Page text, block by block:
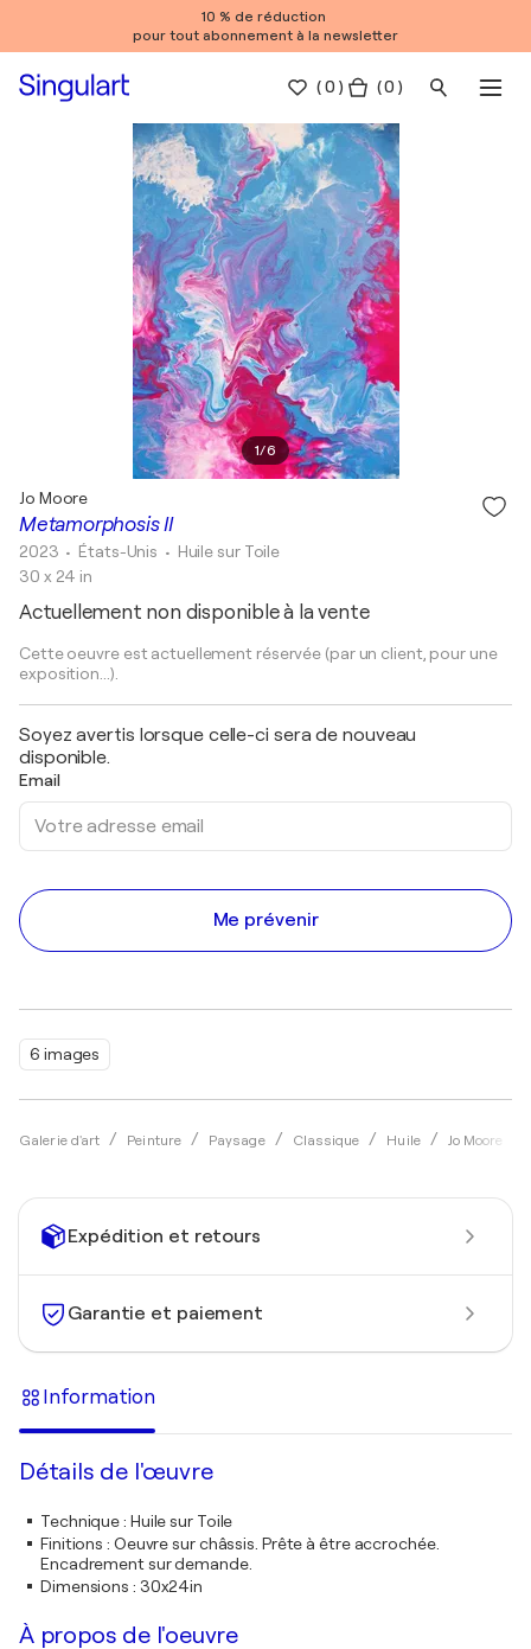
10 % de réduction
pour tout abonnement à la newsletter
(0 ) ( 0 )
1/6
6 images
Galerie d'art Peinture Paysage Classique Huile Jo Moore
Metamorphosis II
Jo Moore
2023 • États-Unis • Huile sur Toile
30 x 24 in
Actuellement non disponible à la vente
Cette oeuvre est actuellement réservée (par un client, pour une
exposition...).
Soyez avertis lorsque celle-ci sera de nouveau
disponible.
Email
Me prévenir
Expédition et retours
Garantie et paiement
Information
Détails de l'œuvre
Technique: Huile sur Toile
Finitions : Oeuvre sur châssis. Prête à être accrochée.
Encadrement sur demande.
Dimensions : 30x24in
À propos de l'oeuvre